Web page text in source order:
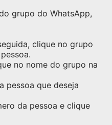
grupo do WhatsApp,
clique no grupo
no nome do grupo na
pessoa que deseja
da pessoa e clique